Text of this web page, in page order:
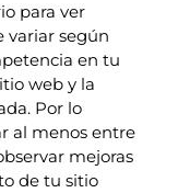
para ver
variar según
en tu
web y la
Por lo
al menos entre
mejoras
de tu sitio